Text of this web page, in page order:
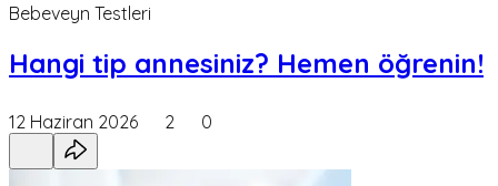
Bebeveyn Testleri
Hangi tip annesiniz? Hemen öğrenin!
12 Haziran 2026 2 0